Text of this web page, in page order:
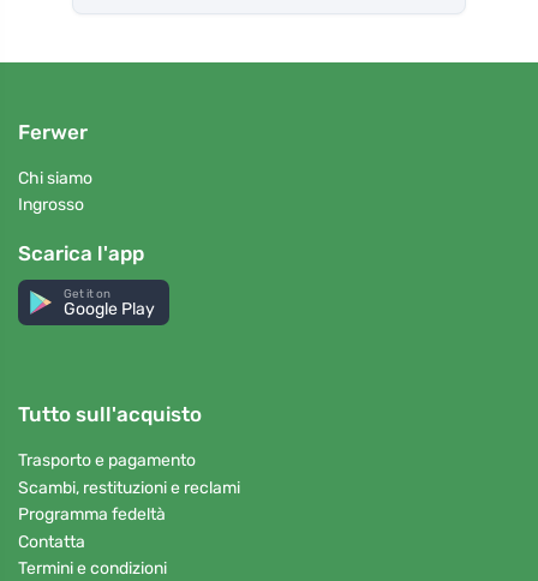
Ferwer
Chi siamo
Ingrosso
Scarica l'app
Get it on
Google Play
Tutto sull'acquisto
Trasporto e pagamento
Scambi, restituzioni e reclami
Programma fedeltà
Contatta
Termini e condizioni